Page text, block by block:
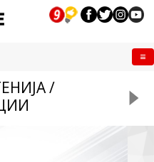
/